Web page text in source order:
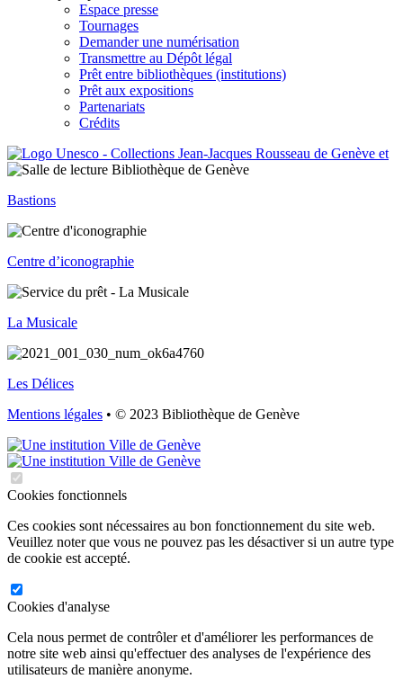
Espace presse
Tournages
Demander une numérisation
Transmettre au Dépôt légal
Prêt entre bibliothèques (institutions)
Prêt aux expositions
Partenariats
Crédits
Bastions
Centre d’iconographie
La Musicale
Les Délices
Mentions légales • © 2023 Bibliothèque de Genève
Cookies fonctionnels
Ces cookies sont nécessaires au bon fonctionnement du site web.
Veuillez noter que vous ne pouvez pas les désactiver si un autre type
de cookie est accepté.
Cookies d'analyse
Cela nous permet de contrôler et d'améliorer les performances de
notre site web ainsi qu'effectuer des analyses de l'expérience des
utilisateurs de manière anonyme.